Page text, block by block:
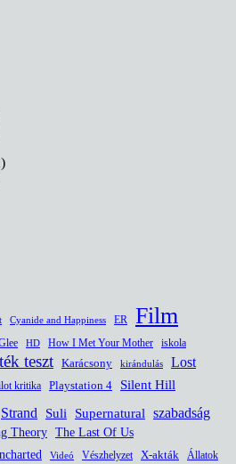
Cyanide and Happiness ER Film
HD How I Met Your Mother
iskola
teszt Karácsony kirándulás Lost
kritika Playstation 4 Silent Hill
Strand Suli Supernatural szabadság
Theory The Last Of Us
Videó Vészhelyzet X-akták Állatok